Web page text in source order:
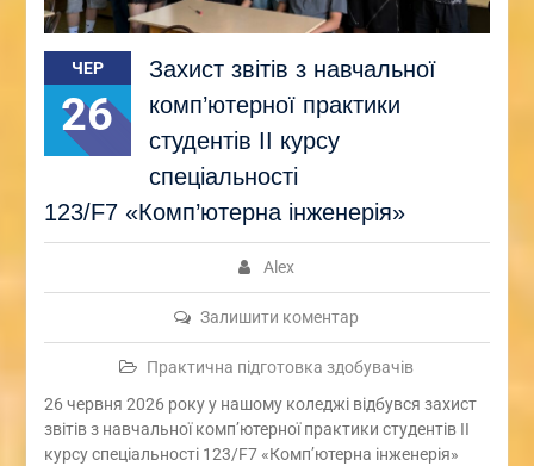
ЧЕР
26
Захист звітів з навчальної
комп’ютерної практики
студентів ІІ курсу
спеціальності
123/F7 «Комп’ютерна інженерія»
Alex
Залишити коментар
Практична підготовка здобувачів
26 червня 2026 року у нашому коледжі відбувся захист
звітів з навчальної комп’ютерної практики студентів ІІ
курсу спеціальності 123/F7 «Комп’ютерна інженерія»